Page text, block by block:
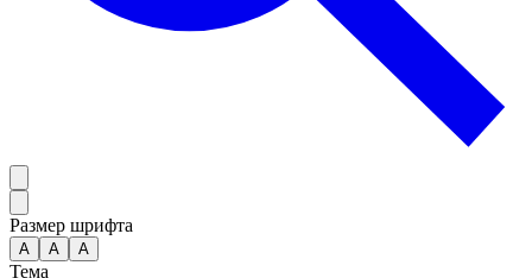
Размер шрифта
А A A
Тема